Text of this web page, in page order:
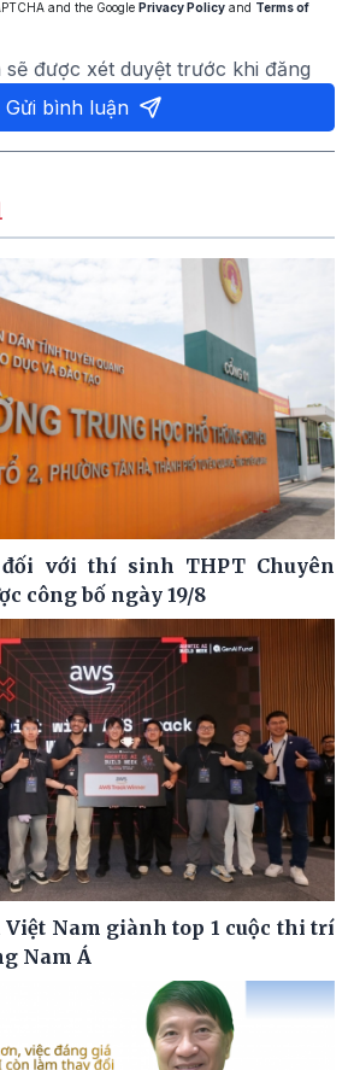
and the Google Privacy Policy and Terms of
sẽ được xét duyệt trước khi đăng
Gửi bình luận
với thí sinh THPT Chuyên
công bố ngày 19/8
Nam giành top 1 cuộc thi trí
Nam Á